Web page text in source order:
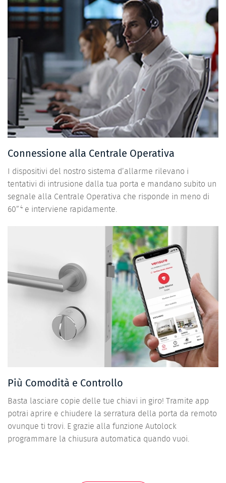
Connessione alla Centrale Operativa
I dispositivi del nostro sistema d’allarme rilevano i
tentativi di intrusione dalla tua porta e mandano subito un
segnale alla Centrale Operativa che risponde in meno di
60” 4 e interviene rapidamente.
Più Comodità e Controllo
Basta lasciare copie delle tue chiavi in giro! Tramite app
potrai aprire e chiudere la serratura della porta da remoto
ovunque ti trovi. E grazie alla funzione Autolock
programmare la chiusura automatica quando vuoi.